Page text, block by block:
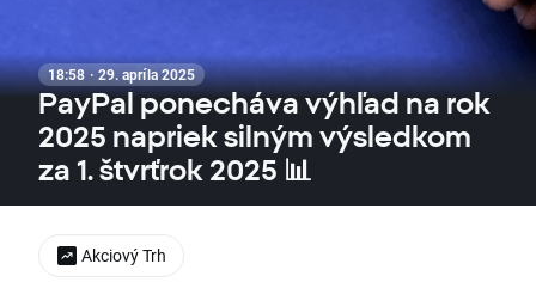
18:58 · 29. apríla 2025
PayPal ponecháva výhľad na rok
2025 napriek silným výsledkom
za 1. štvrťrok 2025 📊
Akciový Trh